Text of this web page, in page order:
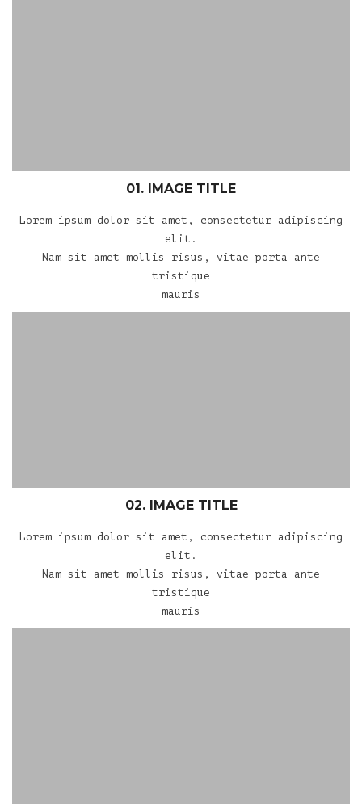
01. IMAGE TITLE
Lorem ipsum dolor sit amet, consectetur adipiscing
elit.
Nam sit amet mollis risus, vitae porta ante
tristique
mauris
02. IMAGE TITLE
Lorem ipsum dolor sit amet, consectetur adipiscing
elit.
Nam sit amet mollis risus, vitae porta ante
tristique
mauris